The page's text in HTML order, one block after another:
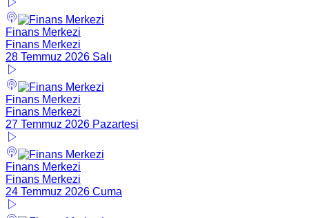
Finans Merkezi
Finans Merkezi
28 Temmuz 2026 Salı
Finans Merkezi
Finans Merkezi
27 Temmuz 2026 Pazartesi
Finans Merkezi
Finans Merkezi
24 Temmuz 2026 Cuma